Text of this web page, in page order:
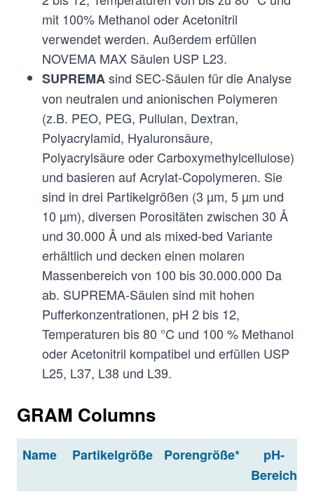
mit 100% Methanol oder Acetonitril
verwendet werden. Außerdem erfüllen
NOVEMA MAX Säulen USP L23.
SUPREMAsind SEC-Säulen für die Analyse
von neutralen und anionischen Polymeren
(z.B. PEO, PEG, Pullulan, Dextran,
Polyacrylamid, Hyaluronsäure,
Polyacrylsäure oder Carboxymethylcellulose)
und basieren auf Acrylat-Copolymeren. Sie
sind in drei Partikelgrößen (3 µm, 5 µm und
10 µm), diversen Porositäten zwischen 30 Å
und 30.000 Å und als mixed-bed Variante
erhältlich und decken einen molaren
Massenbereich von 100 bis 30.000.000 Da
ab. SUPREMA-Säulen sind mit hohen
Pufferkonzentrationen, pH 2 bis 12,
Temperaturen bis 80 °C und 100 % Methanol
oder Acetonitril kompatibel und erfüllen USP
L25, L37, L38 und L39.
GRAM Columns
Name Partikelgröße Porengröße*
pH-
Bereich